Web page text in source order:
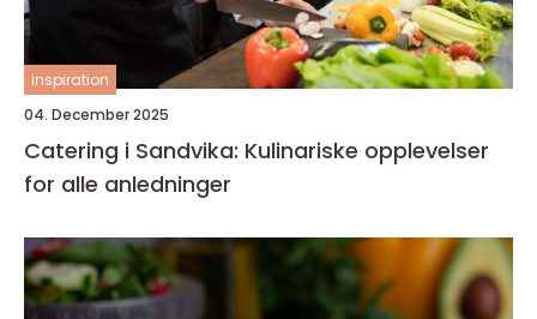
inspiration
04. December 2025
Catering i Sandvika: Kulinariske opplevelser
for alle anledninger